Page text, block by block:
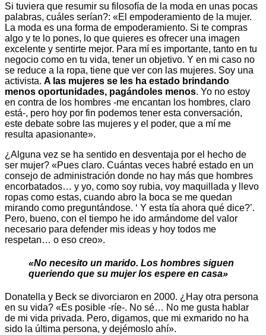
Si tuviera que resumir su filosofía de la moda en unas pocas
palabras, cuáles serían?: «El empoderamiento de la mujer.
La moda es una forma de empoderamiento. Si te compras
algo y te lo pones, lo que quieres es ofrecer una imagen
excelente y sentirte mejor. Para mí es importante, tanto en tu
negocio como en tu vida, tener un objetivo. Y en mi caso no
se reduce a la ropa, tiene que ver con las mujeres. Soy una
activista. A las mujeres se les ha estado brindando
menos oportunidades, pagándoles menos. Yo no estoy
en contra de los hombres -me encantan los hombres, claro
está-, pero hoy por fin podemos tener esta conversación,
este debate sobre las mujeres y el poder, que a mí me
resulta apasionante».
¿Alguna vez se ha sentido en desventaja por el hecho de
ser mujer? «Pues claro. Cuántas veces habré estado en un
consejo de administración donde no hay más que hombres
encorbatados… y yo, como soy rubia, voy maquillada y llevo
ropas como estas, cuando abro la boca se me quedan
mirando como preguntándose. ‘ Y esta tía ahora qué dice?’.
Pero, bueno, con el tiempo he ido armándome del valor
necesario para defender mis ideas y hoy todos me
respetan… o eso creo».
«No necesito un marido. Los hombres siguen
queriendo que su mujer los espere en casa»
Donatella y Beck se divorciaron en 2000. ¿Hay otra persona
en su vida? «Es posible -ríe-. No sé… No me gusta hablar
de mi vida privada. Pero, digamos, que mi exmarido no ha
sido la última persona, y dejémoslo ahí».